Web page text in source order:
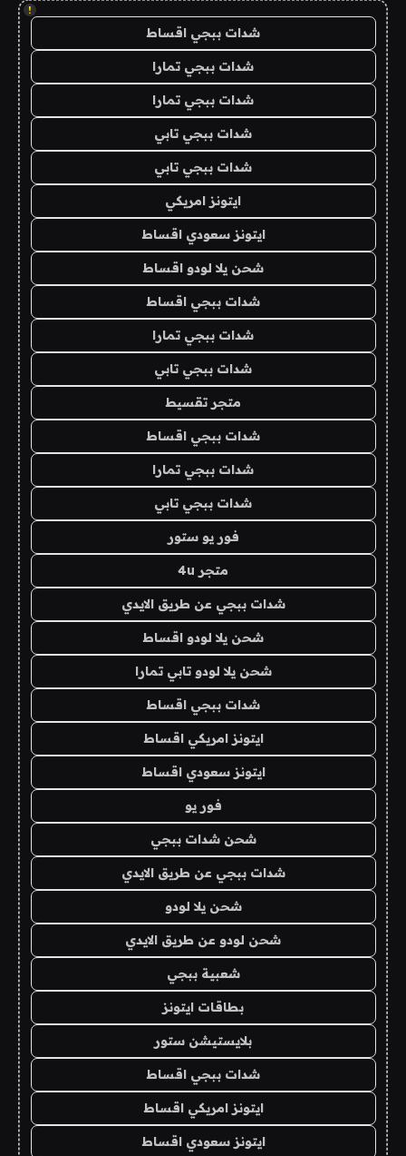
!
شدات ببجي اقساط
شدات ببجي تمارا
شدات ببجي تمارا
شدات ببجي تابي
شدات ببجي تابي
ايتونز امريكي
ايتونز سعودي اقساط
شحن يلا لودو اقساط
شدات ببجي اقساط
شدات ببجي تمارا
شدات ببجي تابي
متجر تقسيط
شدات ببجي اقساط
شدات ببجي تمارا
شدات ببجي تابي
فور يو ستور
متجر 4u
شدات ببجي عن طريق الايدي
شحن يلا لودو اقساط
شحن يلا لودو تابي تمارا
شدات ببجي اقساط
ايتونز امريكي اقساط
ايتونز سعودي اقساط
فور يو
شحن شدات ببجي
شدات ببجي عن طريق الايدي
شحن يلا لودو
شحن لودو عن طريق الايدي
شعبية ببجي
بطاقات ايتونز
بلايستيشن ستور
شدات ببجي اقساط
ايتونز امريكي اقساط
ايتونز سعودي اقساط